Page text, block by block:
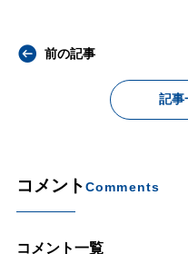
前の記事
記事
コメントComments
コメント一覧